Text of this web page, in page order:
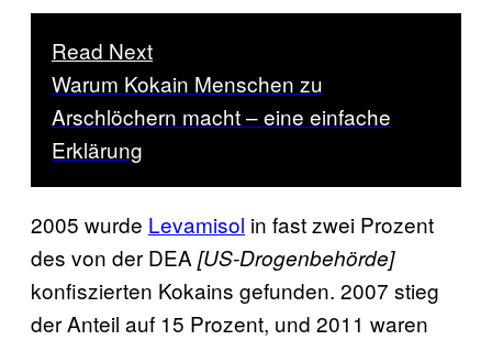
Read Next
Warum Kokain Menschen zu
Arschlöchern macht – eine einfache
Erklärung
2005 wurde Levamisol in fast zwei Prozent
des von der DEA [US-Drogenbehörde]
konfiszierten Kokains gefunden. 2007 stieg
der Anteil auf 15 Prozent, und 2011 waren